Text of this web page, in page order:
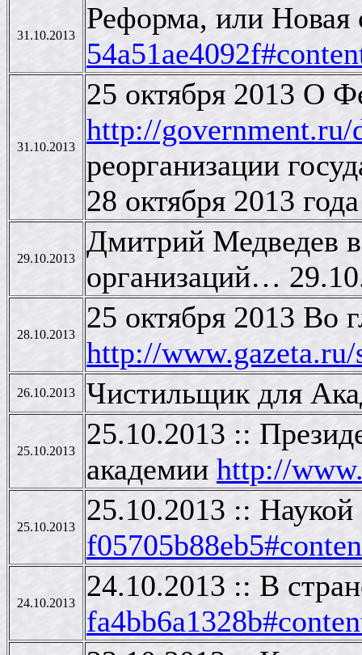
31.10.2013
Реформа, или Новая
31.10.2013
25 октября 2013 О
http://government.ru/
реорганизации
28 октября 2013
29.10.2013
Дмитрий Медведев
организаций…
28.10.2013
25 октября 2013 Во
http://
26.10.2013 Чистильщик для
25.10.2013
25.10.2013 ::
академии http://
25.10.2013
25.10.2013 :: Наукой
24.10.2013
24.10.2013 :: В